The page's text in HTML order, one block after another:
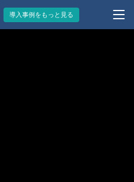
導入事例をもっと見る